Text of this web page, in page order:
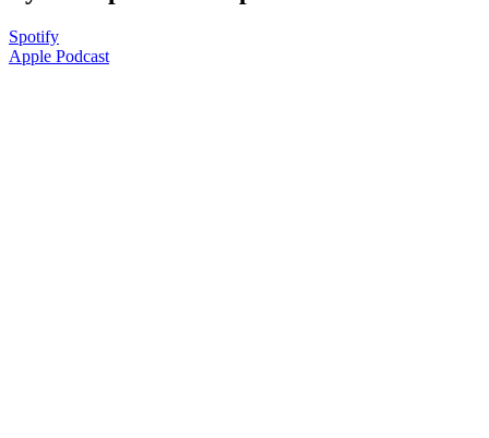
Spotify
Apple Podcast